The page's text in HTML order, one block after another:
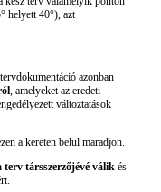
helyett 40°), azt
azonban
, amelyeket az eredeti
változtatások
a kereten belül maradjon.
terv társszerzőjévé válik és